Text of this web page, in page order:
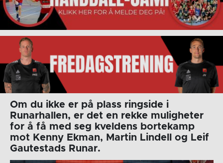
Om du ikke er på plass ringside i
Runarhallen, er det en rekke muligheter
for å få med seg kveldens bortekamp
mot Kenny Ekman, Martin Lindell og Leif
Gautestads Runar.